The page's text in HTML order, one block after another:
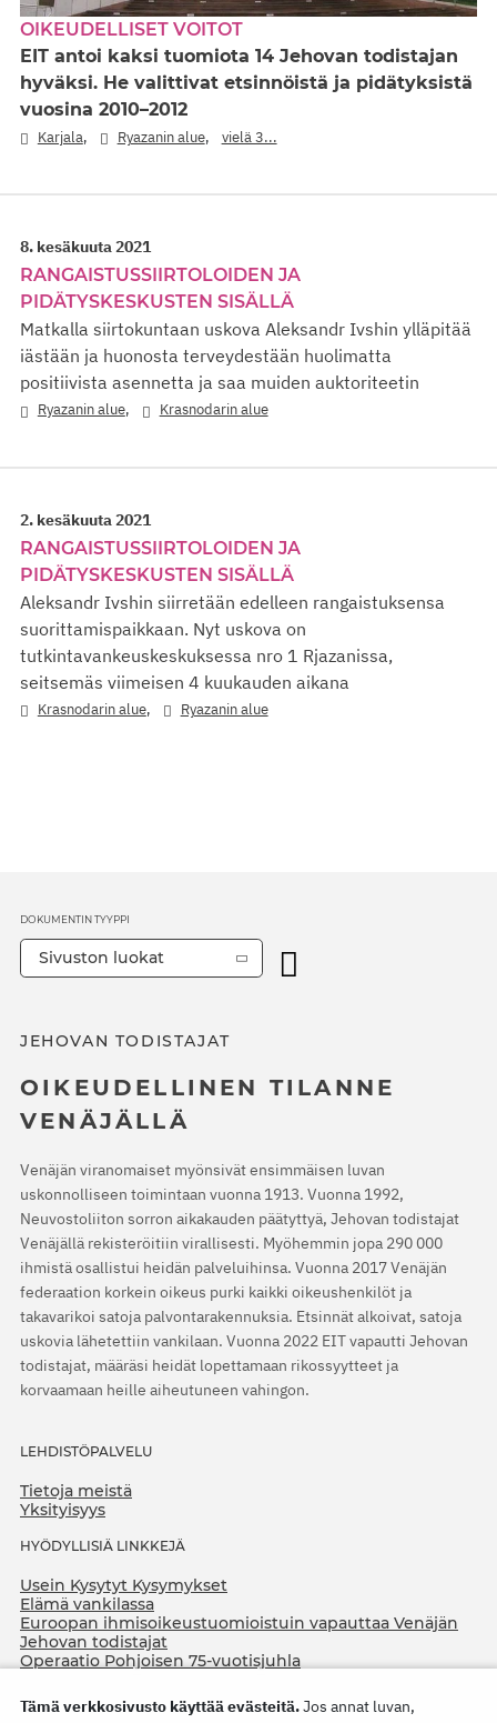
OIKEUDELLISET VOITOT
EIT antoi kaksi tuomiota 14 Jehovan todistajan
hyväksi. He valittivat etsinnöistä ja pidätyksistä
vuosina 2010–2012
Karjala, Ryazanin alue, vielä 3...
8. kesäkuuta 2021
RANGAISTUSSIIRTOLOIDEN JA
PIDÄTYSKESKUSTEN SISÄLLÄ
Matkalla siirtokuntaan uskova Aleksandr Ivshin ylläpitää
iästään ja huonosta terveydestään huolimatta
positiivista asennetta ja saa muiden auktoriteetin
Ryazanin alue, Krasnodarin alue
2. kesäkuuta 2021
RANGAISTUSSIIRTOLOIDEN JA
PIDÄTYSKESKUSTEN SISÄLLÄ
Aleksandr Ivshin siirretään edelleen rangaistuksensa
suorittamispaikkaan. Nyt uskova on
tutkintavankeuskeskuksessa nro 1 Rjazanissa,
seitsemäs viimeisen 4 kuukauden aikana
Krasnodarin alue, Ryazanin alue
JEHOVAN TODISTAJAT
OIKEUDELLINEN TILANNE
VENÄJÄLLÄ
Venäjän viranomaiset myönsivät ensimmäisen luvan
uskonnolliseen toimintaan vuonna 1913. Vuonna 1992,
Neuvostoliiton sorron aikakauden päätyttyä, Jehovan todistajat
Venäjällä rekisteröitiin virallisesti. Myöhemmin jopa 290 000
ihmistä osallistui heidän palveluihinsa. Vuonna 2017 Venäjän
federaation korkein oikeus purki kaikki oikeushenkilöt ja
takavarikoi satoja palvontarakennuksia. Etsinnät alkoivat, satoja
uskovia lähetettiin vankilaan. Vuonna 2022 EIT vapautti Jehovan
todistajat, määräsi heidät lopettamaan rikossyytteet ja
korvaamaan heille aiheutuneen vahingon.
LEHDISTÖPALVELU
Tietoja meistä
Yksityisyys
HYÖDYLLISIÄ LINKKEJÄ
Usein Kysytyt Kysymykset
Elämä vankilassa
Euroopan ihmisoikeustuomioistuin vapauttaa Venäjän
Jehovan todistajat
Operaatio Pohjoisen 75-vuotisjuhla
DOKUMENTIN TYYPPI
Sivuston luokat
Tämä verkkosivusto käyttää evästeitä.Jos annat luvan,